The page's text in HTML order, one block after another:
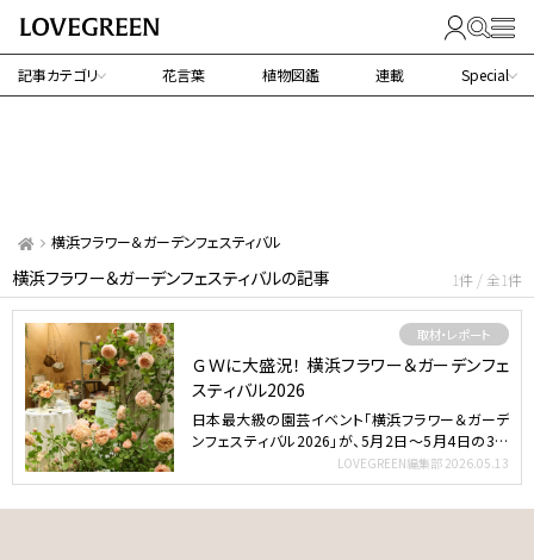
記事カテゴリ 花言葉 植物図鑑 連載 Special
横浜フラワー＆ガーデンフェスティバル
横浜フラワー＆ガーデンフェスティバルの記事 1件 / 全1件
取材・レポート
ＧＷに大盛況！ 横浜フラワー＆ガーデンフェ
スティバル2026
日本最大級の園芸イベント「横浜フラワー＆ガーデ
ンフェスティバル2026」が、5月2日～5月4日の3日
LOVEGREEN編集部 2026.05.13